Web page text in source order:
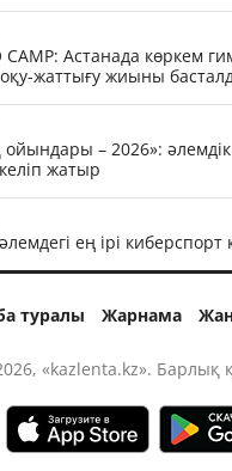
CAMP: Астанада көркем
жаттығу жиыны
– 2026»:
жатыр
ең ірі киберспорт
туралы Жарнама
«kazlenta.kz». Барлық